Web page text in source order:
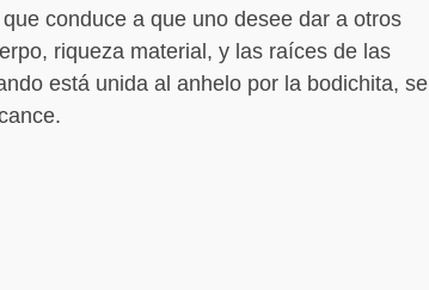
conduce a que uno desee dar a otros
riqueza material, y las raíces de las
está unida al anhelo por la bodichita, se